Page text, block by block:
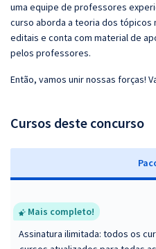
uma equipe de professores
curso aborda a teoria dos tópicos
editais e conta com material de
pelos professores.
Então, vamos unir nossas forças!
Cursos deste concurso
Mais completo!
Assinatura ilimitada: todos os